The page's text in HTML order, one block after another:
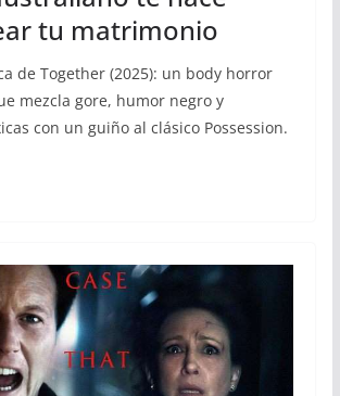
tu matrimonio
de Together (2025): un body horror
mezcla gore, humor negro y
con un guiño al clásico Possession.